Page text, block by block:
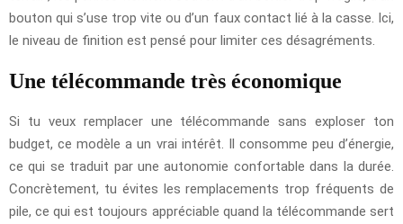
bouton qui s’use trop vite ou d’un faux contact lié à la casse. Ici,
le niveau de finition est pensé pour limiter ces désagréments.
Une télécommande très économique
Si tu veux remplacer une télécommande sans exploser ton
budget, ce modèle a un vrai intérêt. Il consomme peu d’énergie,
ce qui se traduit par une autonomie confortable dans la durée.
Concrètement, tu évites les remplacements trop fréquents de
pile, ce qui est toujours appréciable quand la télécommande sert